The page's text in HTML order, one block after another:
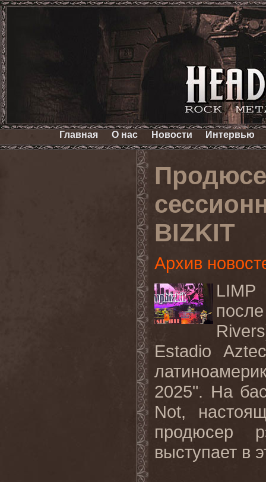
Главная О нас Новости Интервью
BIZKIT
Архив
Estadio
2025". На
Not,
продюсер
выступает в